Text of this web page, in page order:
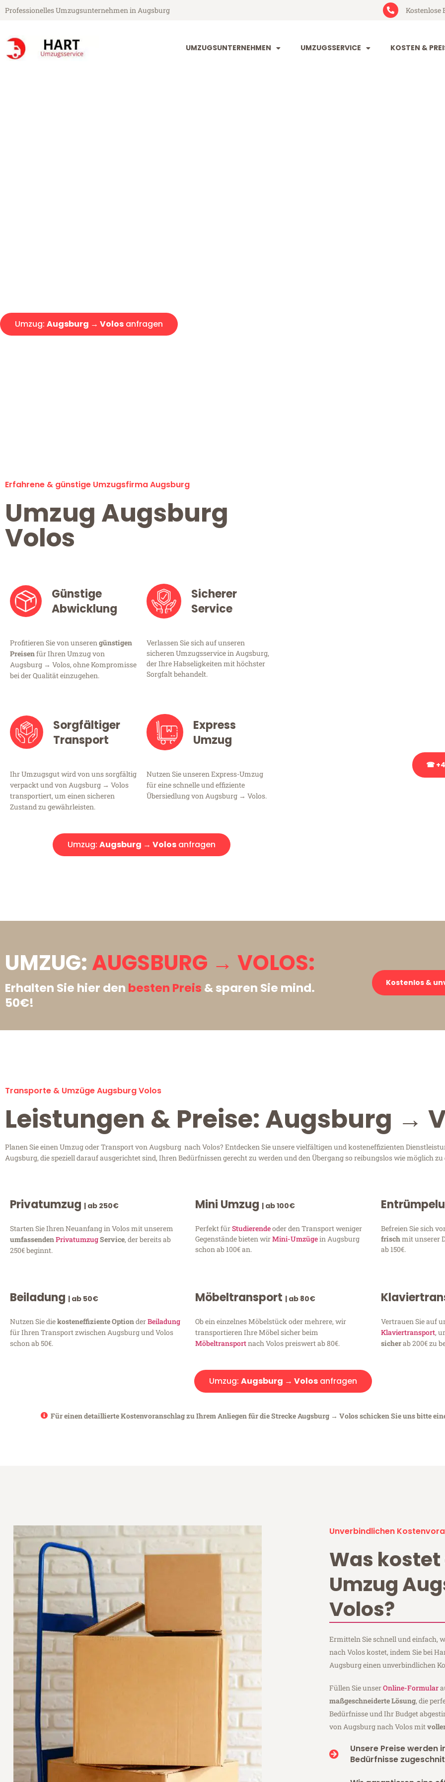
Professionelles Umzugsunternehmen in Augsburg Kostenlose
UMZUGSUNTERNEHMEN UMZUGSSERVICE KOSTEN &
Umzug: Augsburg → Volos anfragen
Erfahrene & günstige Umzugsfirma Augsburg
Umzug Augsburg
Volos
Günstige
Abwicklung
Profitieren Sie von unserengünstigen
Preisenfür Ihren Umzug von
Augsburg → Volos, ohne Kompromisse
bei der Qualität einzugehen.
Sicherer
Service
Verlassen Sie sich auf unseren
sicheren Umzugsservice in Augsburg,
der Ihre Habseligkeiten mit höchster
Sorgfalt behandelt.
Sorgfältiger
Transport
Ihr Umzugsgut wird von uns sorgfältig
verpackt und von Augsburg → Volos
transportiert, um einen sicheren
Zustand zu gewährleisten.
Express
Umzug
Nutzen Sie unseren Express-Umzug
für eine schnelle und effiziente
Übersiedlung von Augsburg → Volos.
Umzug: Augsburg → Volos anfragen
☎
UMZUG: AUGSBURG → VOLOS:
Erhalten Sie hier den besten Preis & sparen Sie mind.
50€!
Kostenlos &
Transporte & Umzüge Augsburg Volos
Leistungen & Preise: Augsburg →
Planen Sie einen Umzug oder Transport von Augsburg nach Volos? Entdecken Sie unsere vielfältigen und kosteneffizienten
Augsburg, die speziell darauf ausgerichtet sind, Ihren Bedürfnissen gerecht zu werden und den Übergang so reibungslos wie möglich zu
Privatumzug | ab 250€
Starten Sie Ihren Neuanfang in Volos mit unserem
umfassendenPrivatumzugService, der bereits ab
250€ beginnt.
Mini Umzug | ab 100€
Perfekt fürStudierendeoder den Transport weniger
Gegenstände bieten wirMini-Umzügein Augsburg
schon ab 100€ an.
Befreien Sie sich
frischmit unserer
ab 150€.
Beiladung | ab 50€
Nutzen Sie diekosteneffiziente OptionderBeiladung
für Ihren Transport zwischen Augsburg und Volos
schon ab 50€.
Möbeltransport | ab 80€
Ob ein einzelnes Möbelstück oder mehrere, wir
transportieren Ihre Möbel sicher beim
Möbeltransportnach Volos preiswert ab 80€.
Vertrauen Sie auf
Klaviertransport,
sicherab 200€ zu
Umzug: Augsburg → Volos anfragen
Für einen detaillierte Kostenvoranschlag zu Ihrem Anliegen für die Strecke Augsburg → Volos schicken Sie uns bitte
Unverbindlichen
Was kostet
Umzug
Volos?
Ermitteln Sie schnell und einfach,
nach Volos kostet, indem Sie bei
Augsburg einen unverbindlichen
Füllen Sie unserOnline-Formular
maßgeschneiderte Lösung, die
Bedürfnisse und Ihr Budget
von Augsburg nach Volos mit
Unsere Preise werden
Bedürfnisse